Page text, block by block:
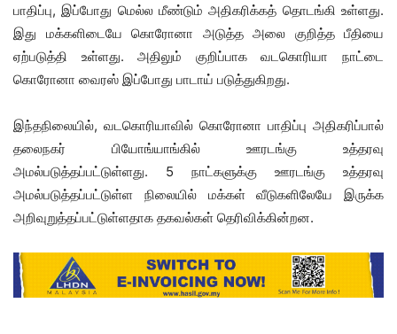
பாதிப்பு, இப்போது மெல்ல மீண்டும் அதிகரிக்கத் தொடங்கி உள்ளது.
இது மக்களிடையே கொரோனா அடுத்த அலை குறித்த பீதியை
ஏற்படுத்தி உள்ளது. அதிலும் குறிப்பாக வடகொரியா நாட்டை
கொரோனா வைரஸ் இப்போது பாடாய் படுத்துகிறது.
இந்தநிலையில், வடகொரியாவில் கொரோனா பாதிப்பு அதிகரிப்பால்
தலைநகர் பியோங்யாங்கில் ஊரடங்கு உத்தரவு
அமல்படுத்தப்பட்டுள்ளது. 5 நாட்களுக்கு ஊரடங்கு உத்தரவு
அமல்படுத்தப்பட்டுள்ள நிலையில் மக்கள் வீடுகளிலேயே இருக்க
அறிவுறுத்தப்பட்டுள்ளதாக தகவல்கள் தெரிவிக்கின்றன.